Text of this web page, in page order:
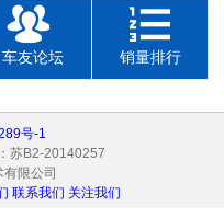
车友论坛 销量排行
号-1
苏B2-20140257
限公司
联系我们 关注我们